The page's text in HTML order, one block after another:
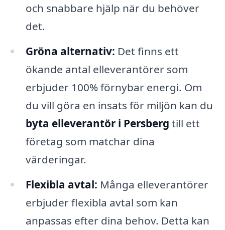
och snabbare hjälp när du behöver
det.
Gröna alternativ: Det finns ett
ökande antal elleverantörer som
erbjuder 100% förnybar energi. Om
du vill göra en insats för miljön kan du
byta elleverantör i Persberg till ett
företag som matchar dina
värderingar.
Flexibla avtal: Många elleverantörer
erbjuder flexibla avtal som kan
anpassas efter dina behov. Detta kan